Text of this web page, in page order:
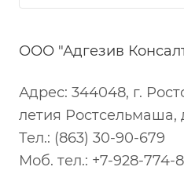
ООО "Адгезив
Адрес: 344048, г.
летия Ростсельмаша,
Тел.: (863) 30-90-679
Моб. тел.: +7-928-774-